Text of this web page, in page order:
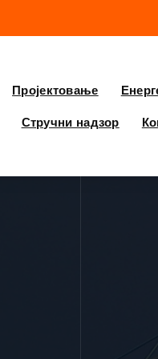
Пројектовање
Стручни надзор